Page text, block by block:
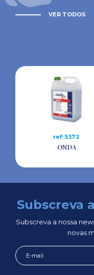
VER TODOS
ref: 5372
ONDA
Subscreva
Subscreva a nossa
novas